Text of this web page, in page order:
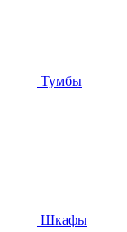
Тумбы
Шкафы